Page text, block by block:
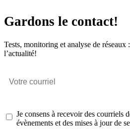
Gardons le contact!
Tests, monitoring et analyse de réseaux
l’actualité!
Je consens à recevoir des courriels
évènements et des mises à jour de